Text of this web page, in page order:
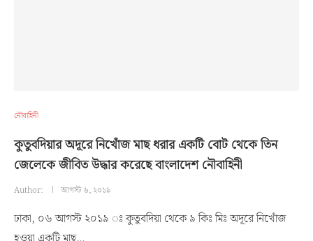
নৌবাহিনী
কুতুবদিয়ার অদূরে নিখোঁজ মাছ ধরার একটি বোট থেকে তিন
জেলেকে জীবিত উদ্ধার করেছে বাংলাদেশ নৌবাহিনী
Author: আগস্ট ৬, ২০১৯
ঢাকা, ০৬ আগস্ট ২০১৯ ঃ কুতুবদিয়া থেকে ৯ কিঃ মিঃ অদূরে নিখোঁজ